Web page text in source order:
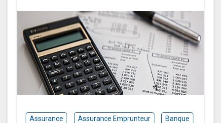
Assurance Assurance Emprunteur Banque